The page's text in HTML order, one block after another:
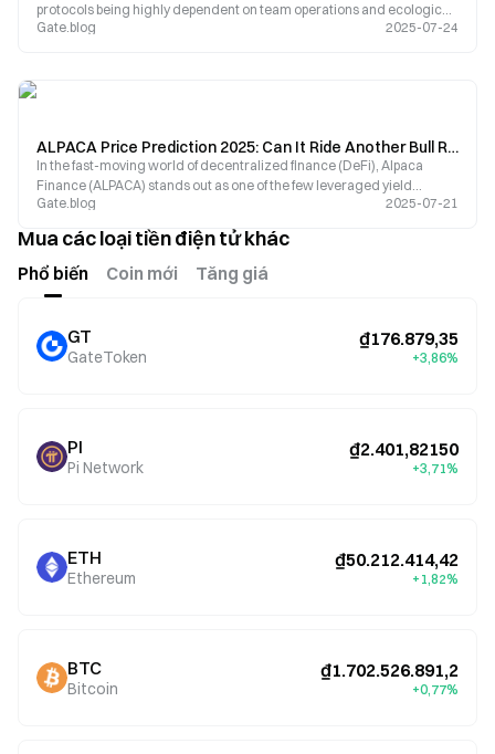
protocols being highly dependent on team operations and ecological
sustainability.
Gate.blog 2025-07-24
ALPACA Price Prediction 2025: Can It Ride Another Bull Run?
In the fast-moving world of decentralized finance (DeFi), Alpaca
Finance (ALPACA) stands out as one of the few leveraged yield
farming
Gate.blog 2025-07-21
Mua các loại tiền điện tử khác
Phổ biến Coin mới Tăng giá
GT
GateToken
₫176.879,35
+3,86%
PI
Pi Network
₫2.401,82150
+3,71%
ETH
Ethereum
₫50.212.414,42
+1,82%
BTC
Bitcoin
₫1.702.526.891,2
+0,77%